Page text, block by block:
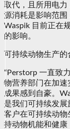
取代，且所用电
源消耗是影响范
Waspik 目前正在
的影响。
可持续动物生产的
“Perstorp 一直致
物营养部门在加
成果感到自豪。
是我们可持续发
客户在可持续动
持动物机能和健